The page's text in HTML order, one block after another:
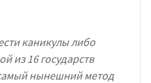
каникулы либо
из 16 государств
нынешний метод